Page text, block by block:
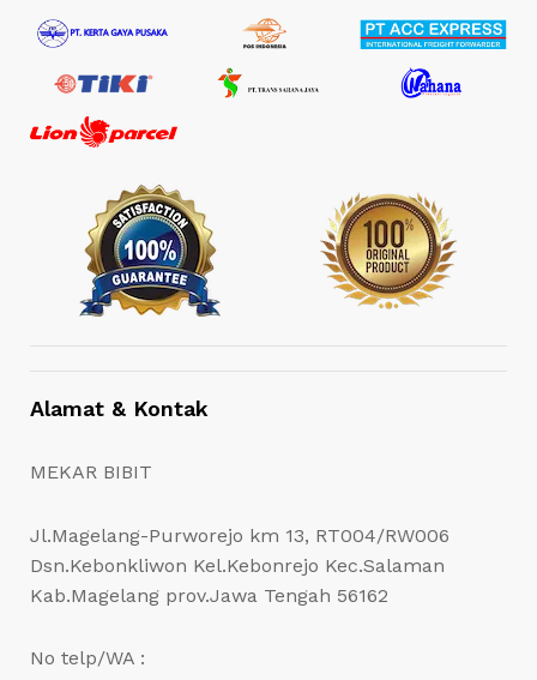
Alamat & Kontak
MEKAR BIBIT
Jl.Magelang-Purworejo km 13, RT004/RW006
Dsn.Kebonkliwon Kel.Kebonrejo Kec.Salaman
Kab.Magelang prov.Jawa Tengah 56162
No telp/WA :